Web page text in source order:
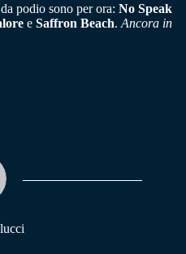
podio sono per ora: No Speak
e Saffron Beach. Ancora in